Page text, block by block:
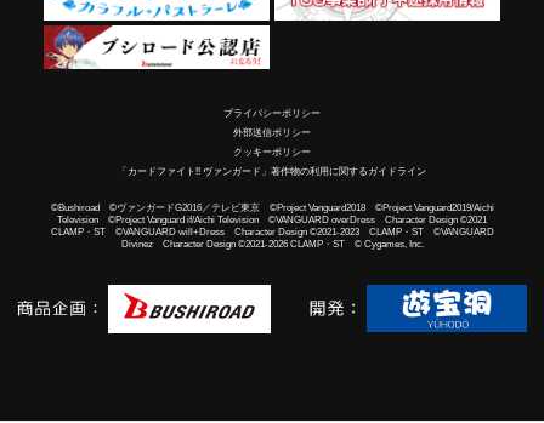
プライバシーポリシー
外部送信ポリシー
クッキーポリシー
「カードファイト!! ヴァンガード」著作物の利用に関するガイドライン
©Bushiroad ©ヴァンガードG2016／テレビ東京 ©Project Vanguard2018 ©Project Vanguard2019/Aichi
Television ©Project Vanguard if/Aichi Television ©VANGUARD overDress Character Design ©2021
CLAMP・ST ©VANGUARD will+Dress Character Design ©2021-2023 CLAMP・ST ©VANGUARD
Divinez Character Design ©2021-2026 CLAMP・ST © Cygames, Inc.